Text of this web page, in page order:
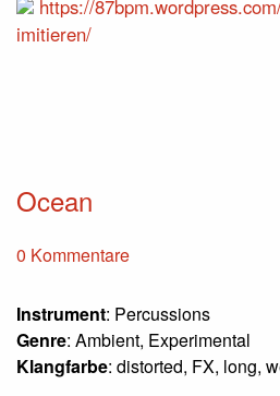
https://
imitieren/
Ocean
0 Kommentare
Instrument: Percussions
Genre: Ambient, Experimental
Klangfarbe: distorted, FX, long,